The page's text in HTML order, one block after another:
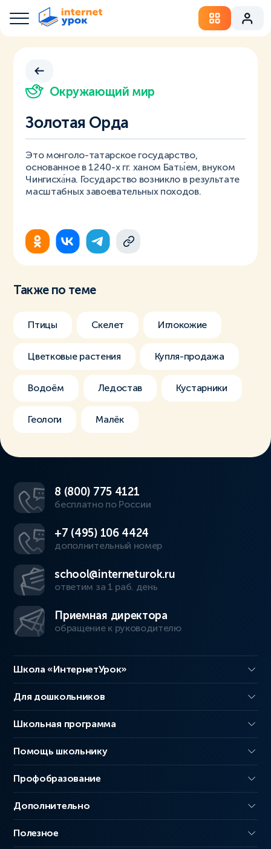
Окружающий мир
Золотая Орда
Это монголо-татарское государство,
основанное в 1240-х гг. ханом Баты́ем, внуком
Чингисха́на. Государство возникло в результате
масштабных завоевательных походов.
Также по теме
Птицы Скелет Иглокожие
Цветковые растения Купля-продажа
Водоём Ледостав Кустарники
Геологи Малёк
8 (800) 775 4121
бесплатно по России
+7 (495) 106 4424
дополнительный номер
school@interneturok.ru
ответим за 1 раб. день
Приемная директора
обращение к руководителю
Школа «ИнтернетУрок»
Для дошкольников
Школьная программа
Помощь школьнику
Профобразование
Дополнительно
Полезное